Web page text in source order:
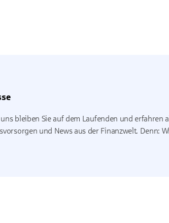
bleiben Sie auf dem Laufenden und erfahren
und News aus der Finanzwelt. Denn: